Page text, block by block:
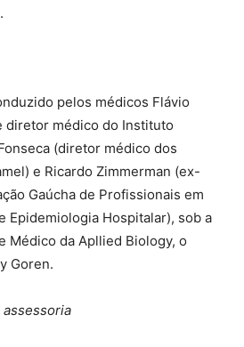
pelos médicos Flávio
diretor médico do Instituto
(diretor médico dos
e Ricardo Zimmerman (ex-
Gaúcha de Profissionais em
Epidemiologia Hospitalar), sob a
Médico da Apllied Biology, o
Goren.